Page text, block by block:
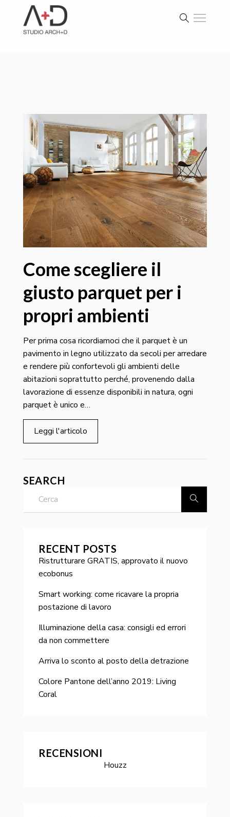
Come scegliere il
giusto parquet per i
propri ambienti
Per prima cosa ricordiamoci che il parquet è un
pavimento in legno utilizzato da secoli per arredare
e rendere più confortevoli gli ambienti delle
abitazioni soprattutto perché, provenendo dalla
lavorazione di essenze disponibili in natura, ogni
parquet è unico e…
Leggi l'articolo
SEARCH
RECENT POSTS
Ristrutturare GRATIS, approvato il nuovo
ecobonus
Smart working: come ricavare la propria
postazione di lavoro
Illuminazione della casa: consigli ed errori
da non commettere
Arriva lo sconto al posto della detrazione
Colore Pantone dell’anno 2019: Living
Coral
RECENSIONI
Houzz